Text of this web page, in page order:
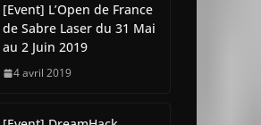
[Event] L’Open de France
de Sabre Laser du 31 Mai
au 2 Juin 2019
4 avril 2019